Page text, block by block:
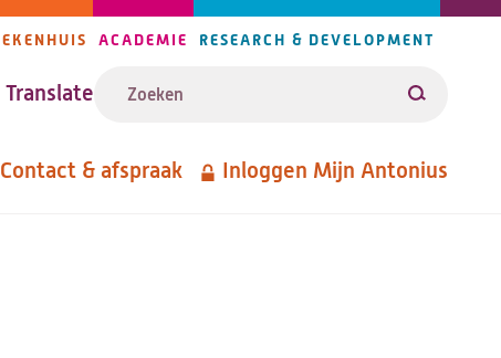
ACADEMIE RESEARCH & DEVELOPMENT
Translate Zoeken
Contact & afspraak Inloggen Mijn Antonius